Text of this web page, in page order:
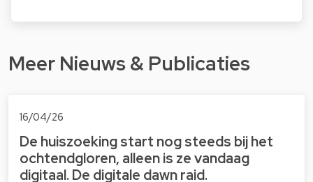
Meer Nieuws & Publicaties
16/04/26
De huiszoeking start nog steeds bij het
ochtendgloren, alleen is ze vandaag
digitaal. De digitale dawn raid.